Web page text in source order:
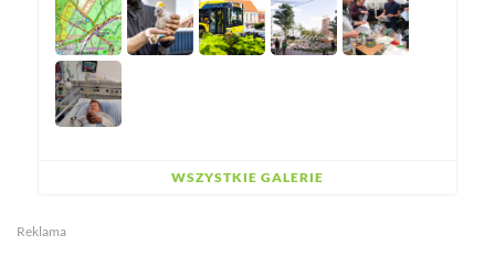
WSZYSTKIE GALERIE
Reklama